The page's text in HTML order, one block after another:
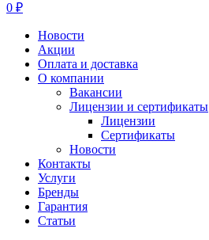
0 ₽
Новости
Акции
Оплата и доставка
О компании
Вакансии
Лицензии и сертификаты
Лицензии
Сертификаты
Новости
Контакты
Услуги
Бренды
Гарантия
Статьи